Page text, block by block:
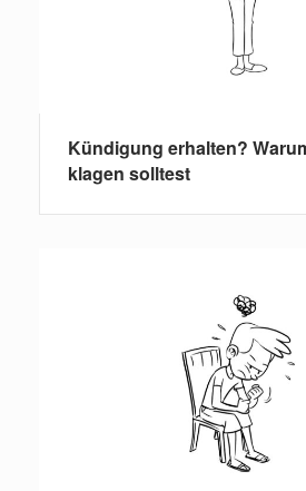
Kündigung erhalten?
klagen solltest